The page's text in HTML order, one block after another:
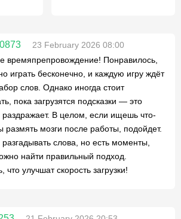
23 February 2026 08:00
времяпрепровождение! Понравилось,
играть бесконечно, и каждую игру ждёт
слов. Однако иногда стоит
пока загрузятся подсказки — это
раздражает. В целом, если ищешь что-
размять мозги после работы, подойдет.
слова, но есть моменты,
найти правильный подход.
что улучшат скорость загрузки!